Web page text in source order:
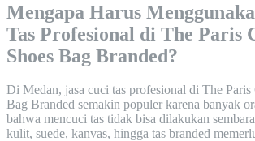
Mengapa Harus
Tas Profesional di The Paris
Shoes Bag Branded?
Di Medan, jasa cuci tas profesional di The Paris
Bag Branded semakin populer karena banyak
bahwa mencuci tas tidak bisa dilakukan
kulit, suede, kanvas, hingga tas branded